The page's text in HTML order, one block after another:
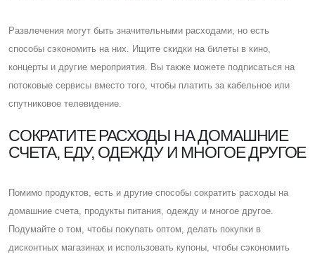
Развлечения могут быть значительными расходами, но есть
способы сэкономить на них. Ищите скидки на билеты в кино,
концерты и другие мероприятия. Вы также можете подписаться на
потоковые сервисы вместо того, чтобы платить за кабельное или
спутниковое телевидение.
CОКРАТИТЕ РАСХОДЫ НА ДОМАШНИЕ
СЧЕТА, ЕДУ, ОДЕЖДУ И МНОГОЕ ДРУГОЕ
Помимо продуктов, есть и другие способы сократить расходы на
домашние счета, продукты питания, одежду и многое другое.
Подумайте о том, чтобы покупать оптом, делать покупки в
дисконтных магазинах и использовать купоны, чтобы сэкономить